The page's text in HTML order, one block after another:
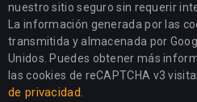
nuestro sitio seguro sin requerir
La información generada por las
transmitida y almacenada por
Unidos. Puedes obtener más
las cookies de reCAPTCHA v3
de privacidad